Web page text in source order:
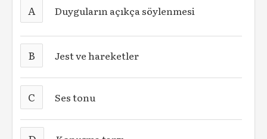
A Duyguların açıkça söylenmesi
B Jest ve hareketler
C Ses tonu